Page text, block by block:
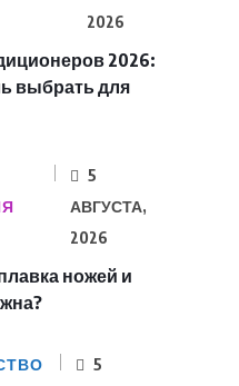
2026
2026:
выбрать для
5
АВГУСТА,
2026
ножей и
5